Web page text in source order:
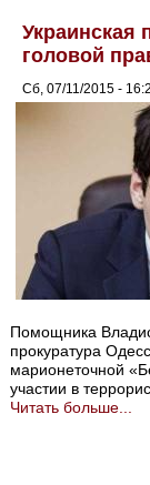
Украинская
головой
Сб, 07/11/2015 -
Помощника
прокуратура
марионеточной
участии в
Читать больше...